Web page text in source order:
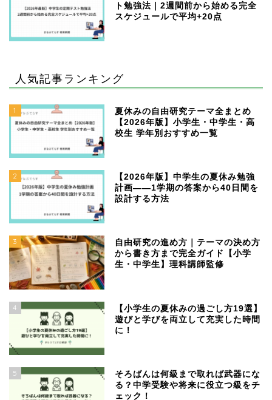
ト勉強法｜2週間前から始める完全
スケジュールで平均+20点
人気記事ランキング
1
夏休みの自由研究テーマ全まとめ
【2026年版】小学生・中学生・高
校生 学年別おすすめ一覧
2
【2026年版】中学生の夏休み勉強
計画——1学期の答案から40日間を
設計する方法
3
自由研究の進め方｜テーマの決め方
から書き方まで完全ガイド【小学
生・中学生】理科講師監修
4
【小学生の夏休みの過ごし方19選】
遊びと学びを両立して充実した時間
に！
5
そろばんは何級まで取れば武器にな
る？中学受験や将来に役立つ級をチ
ェック！